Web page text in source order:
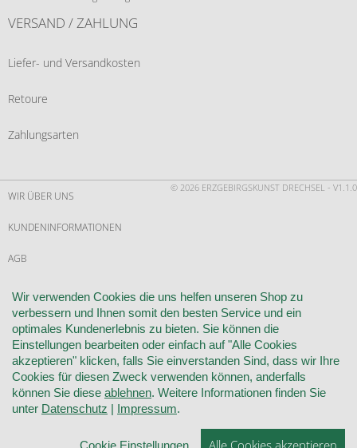
VERSAND / ZAHLUNG
Liefer- und Versandkosten
Retoure
Zahlungsarten
© 2026 ERZGEBIRGSKUNST DRECHSEL - V1.1.0
WIR ÜBER UNS
KUNDENINFORMATIONEN
AGB
WIDERRUF
VERTRAG WIDERRUFEN
KONTAKT
DATENSCHUTZ
COOKIE-EINSTELLUNGEN
Wir verwenden Cookies die uns helfen unseren Shop zu
verbessern und Ihnen somit den besten Service und ein
optimales Kundenerlebnis zu bieten. Sie können die
Einstellungen bearbeiten oder einfach auf "Alle Cookies
akzeptieren" klicken, falls Sie einverstanden Sind, dass wir Ihre
Cookies für diesen Zweck verwenden können, anderfalls
können Sie diese ablehnen. Weitere Informationen finden Sie
unter Datenschutz | Impressum.
Cookie Einstellungen Alle Cookies akzeptieren